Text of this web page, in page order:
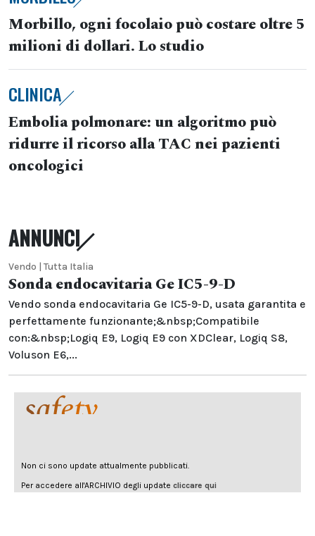
Morbillo, ogni focolaio può costare oltre 5
milioni di dollari. Lo studio
CLINICA
Embolia polmonare: un algoritmo può
ridurre il ricorso alla TAC nei pazienti
oncologici
ANNUNCI
Vendo | Tutta Italia
Sonda endocavitaria Ge IC5-9-D
Vendo sonda endocavitaria Ge IC5-9-D, usata garantita e
perfettamente funzionante;&nbsp;Compatibile
con:&nbsp;Logiq E9, Logiq E9 con XDClear, Logiq S8,
Voluson E6,...